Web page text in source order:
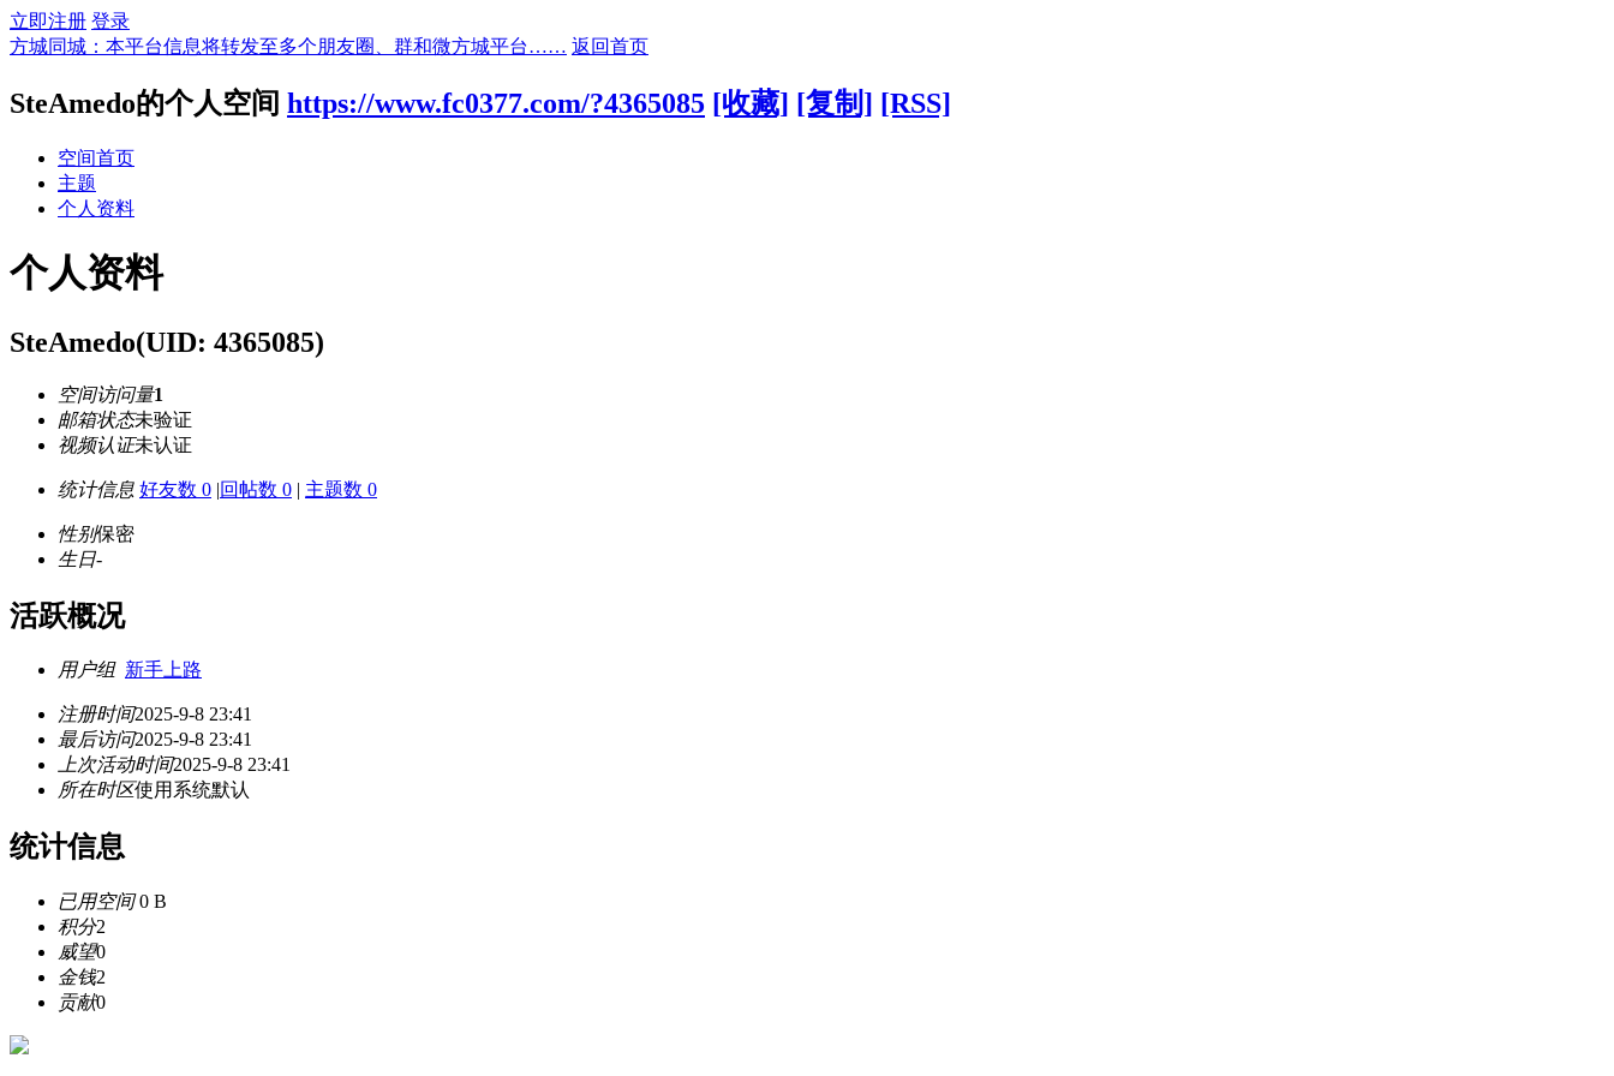
立即注册 登录
方城同城：本平台信息将转发至多个朋友圈、群和微方城平台…… 返回首页
SteAmedo的个人空间 https://www.fc0377.com/?4365085 [收藏] [复制] [RSS]
空间首页
主题
个人资料
个人资料
SteAmedo(UID: 4365085)
空间访问量1
邮箱状态未验证
视频认证未认证
统计信息 好友数 0 |回帖数 0 | 主题数 0
性别保密
生日-
活跃概况
用户组 新手上路
注册时间2025-9-8 23:41
最后访问2025-9-8 23:41
上次活动时间2025-9-8 23:41
所在时区使用系统默认
统计信息
已用空间0 B
积分2
威望0
金钱2
贡献0